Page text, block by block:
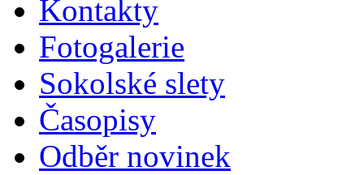
Kontakty
Fotogalerie
Sokolské slety
Časopisy
Odběr novinek